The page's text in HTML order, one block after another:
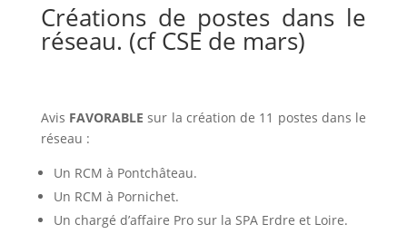
Créations de postes dans le
réseau. (cf CSE de mars)
Avis FAVORABLEsur la création de 11 postes dans le
réseau :
Un RCM à Pontchâteau.
Un RCM à Pornichet.
Un chargé d’affaire Pro sur la SPA Erdre et Loire.